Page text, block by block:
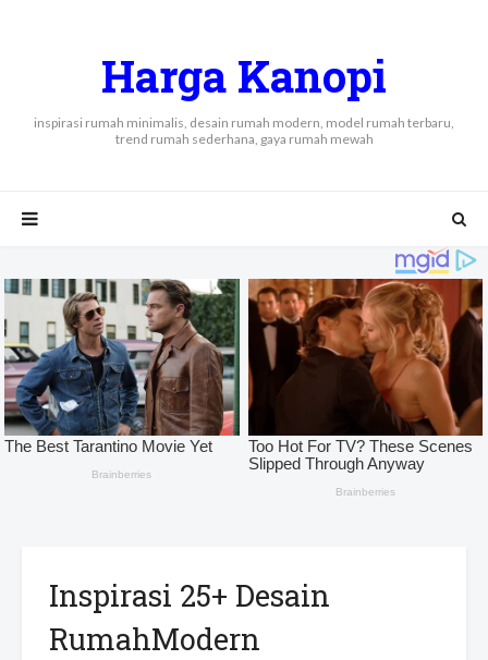
Harga Kanopi
inspirasi rumah minimalis, desain rumah modern, model rumah terbaru,
trend rumah sederhana, gaya rumah mewah
Inspirasi 25+ Desain
RumahModern